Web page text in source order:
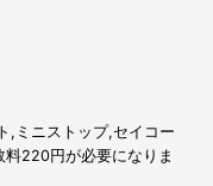
,ミニストップ,セイコー
220円が必要になりま